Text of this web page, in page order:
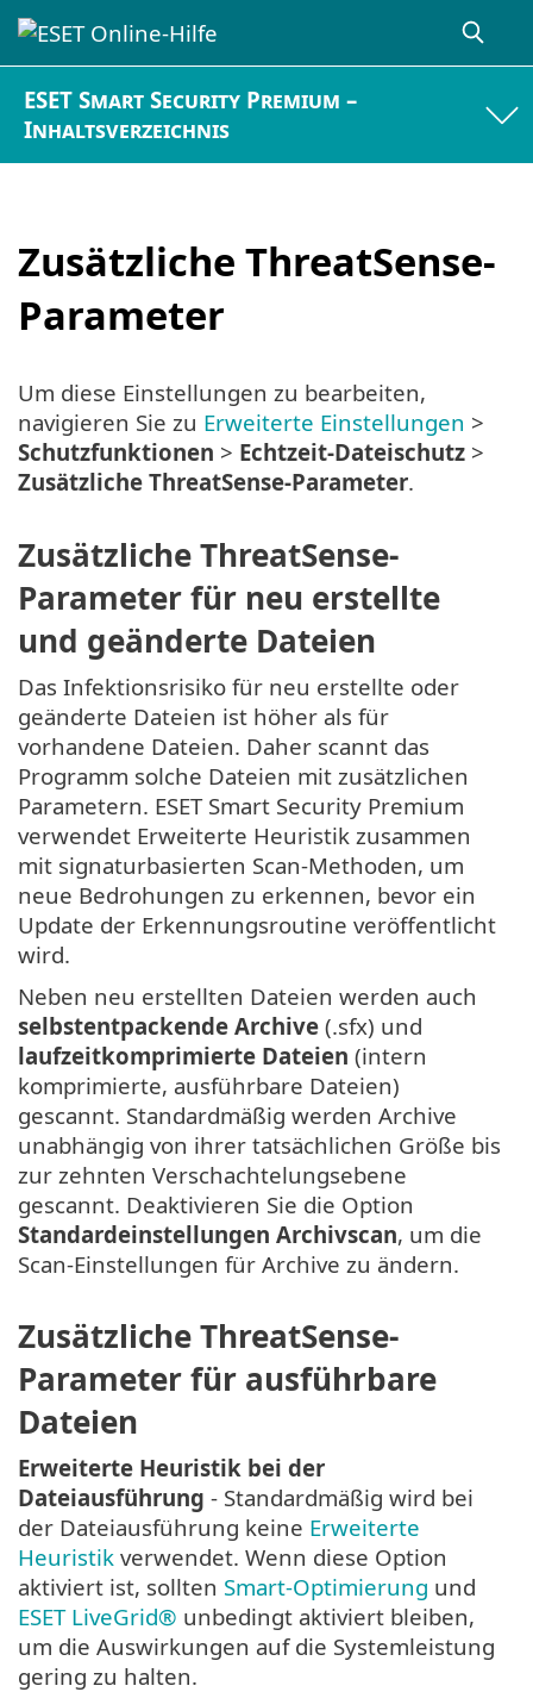
ESET Smart Security Premium –
Inhaltsverzeichnis
Zusätzliche ThreatSense-
Parameter
Um diese Einstellungen zu bearbeiten,
navigieren Sie zu Erweiterte Einstellungen >
Schutzfunktionen > Echtzeit-Dateischutz >
Zusätzliche ThreatSense-Parameter.
Zusätzliche ThreatSense-
Parameter für neu erstellte
und geänderte Dateien
Das Infektionsrisiko für neu erstellte oder
geänderte Dateien ist höher als für
vorhandene Dateien. Daher scannt das
Programm solche Dateien mit zusätzlichen
Parametern. ESET Smart Security Premium
verwendet Erweiterte Heuristik zusammen
mit signaturbasierten Scan-Methoden, um
neue Bedrohungen zu erkennen, bevor ein
Update der Erkennungsroutine veröffentlicht
wird.
Neben neu erstellten Dateien werden auch
selbstentpackende Archive (.sfx) und
laufzeitkomprimierte Dateien (intern
komprimierte, ausführbare Dateien)
gescannt. Standardmäßig werden Archive
unabhängig von ihrer tatsächlichen Größe bis
zur zehnten Verschachtelungsebene
gescannt. Deaktivieren Sie die Option
Standardeinstellungen Archivscan, um die
Scan-Einstellungen für Archive zu ändern.
Zusätzliche ThreatSense-
Parameter für ausführbare
Dateien
Erweiterte Heuristik bei der
Dateiausführung - Standardmäßig wird bei
der Dateiausführung keine Erweiterte
Heuristik verwendet. Wenn diese Option
aktiviert ist, sollten Smart-Optimierung und
ESET LiveGrid® unbedingt aktiviert bleiben,
um die Auswirkungen auf die Systemleistung
gering zu halten.